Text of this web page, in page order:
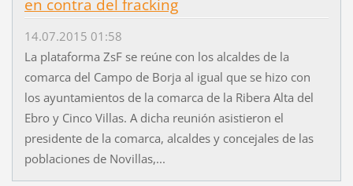
en contra del fracking
14.07.2015 01:58
La plataforma ZsF se reúne con los alcaldes de la
comarca del Campo de Borja al igual que se hizo con
los ayuntamientos de la comarca de la Ribera Alta del
Ebro y Cinco Villas. A dicha reunión asistieron el
presidente de la comarca, alcaldes y concejales de las
poblaciones de Novillas,...